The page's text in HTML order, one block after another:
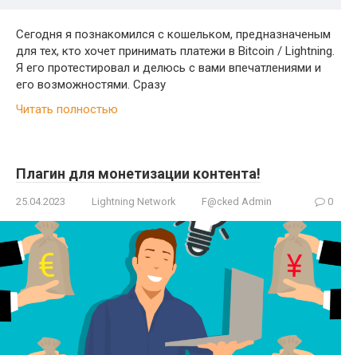
Сегодня я познакомился с кошельком, предназначеным
для тех, кто хочет принимать платежи в Bitcoin / Lightning.
Я его протестировал и делюсь с вами впечатлениями и
его возможностями. Сразу
Читать полностью
Плагин для монетизации контента!
25.04.2023 Lightning Network F@cked Admin 0